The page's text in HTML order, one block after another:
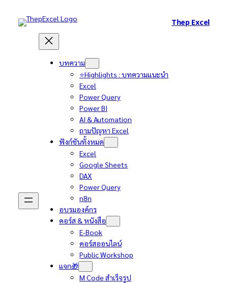
Thep Excel
บทความ
⭐Highlights : บทความแนะนำ
Excel
Power Query
Power BI
AI & Automation
ถามปัญหา Excel
ฟังก์ชันทั้งหมด
Excel
Google Sheets
DAX
Power Query
n8n
อบรมองค์กร
คอร์ส & หนังสือ
E-Book
คอร์สออนไลน์
Public Workshop
แจก🎁
M Code สำเร็จรูป